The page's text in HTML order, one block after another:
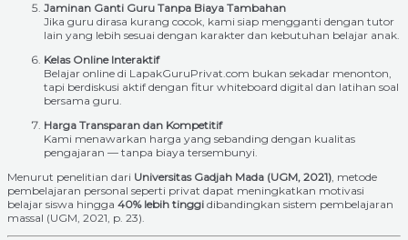
Jaminan Ganti Guru Tanpa Biaya Tambahan
Jika guru dirasa kurang cocok, kami siap mengganti dengan tutor
lain yang lebih sesuai dengan karakter dan kebutuhan belajar anak.
Kelas Online Interaktif
Belajar online di LapakGuruPrivat.com bukan sekadar menonton,
tapi berdiskusi aktif dengan fitur whiteboard digital dan latihan soal
bersama guru.
Harga Transparan dan Kompetitif
Kami menawarkan harga yang sebanding dengan kualitas
pengajaran — tanpa biaya tersembunyi.
Menurut penelitian dari Universitas Gadjah Mada (UGM, 2021), metode
pembelajaran personal seperti privat dapat meningkatkan motivasi
belajar siswa hingga 40% lebih tinggi dibandingkan sistem pembelajaran
massal (UGM, 2021, p. 23).